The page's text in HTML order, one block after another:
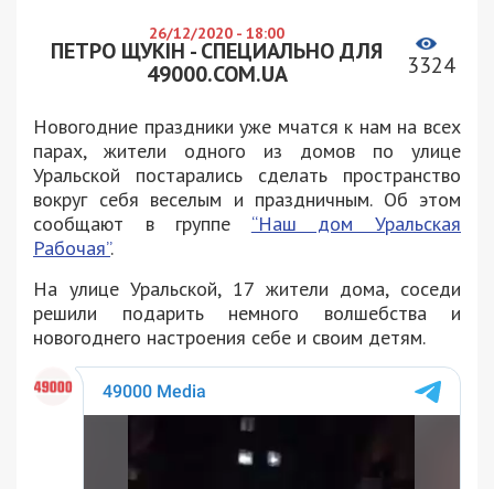
26/12/2020 - 18:00
ПЕТРО ЩУКІН - СПЕЦИАЛЬНО ДЛЯ
49000.COM.UA
3324
Новогодние праздники уже мчатся к нам на всех
парах, жители одного из домов по улице
Уральской постарались сделать пространство
вокруг себя веселым и праздничным. Об этом
сообщают в группе “Наш дом Уральская
Рабочая”.
На улице Уральской, 17 жители дома, соседи
решили подарить немного волшебства и
новогоднего настроения себе и своим детям.